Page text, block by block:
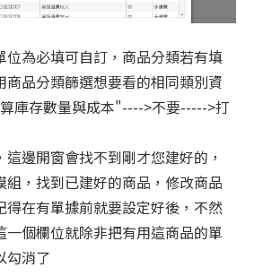
位為必填可自訂，商品分類若有填
商品分類篩選想要看的相同類別資
庫存數量與成本"---->不要----->打
邊開窗會找不到剛才您建好的，
組，找到已建好的商品，修改商品
得在有單據前就要設定好後，不然
一個欄位就除非把有用這商品的單
勾消了